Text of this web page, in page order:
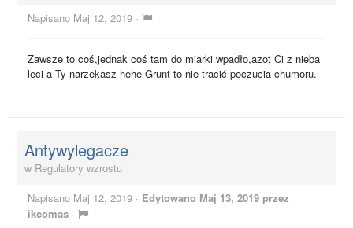
Napisano Maj 12, 2019 ·
Zawsze to coś,jednak coś tam do miarki wpadło,azot Ci z nieba
leci a Ty narzekasz hehe Grunt to nie tracić poczucia chumoru.
Antywylegacze
w Regulatory wzrostu
Napisano Maj 12, 2019 · Edytowano Maj 13, 2019 przez
ikcomas ·